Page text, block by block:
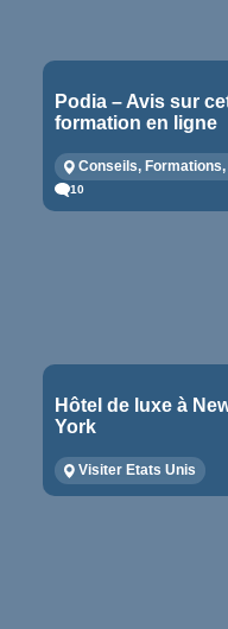
Podia – Avis sur
formation en ligne
Conseils,
10
Hôtel de luxe à
York
Visiter Etats Unis